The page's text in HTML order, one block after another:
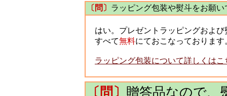
〔問〕 ラッピング包装や熨斗をお願
はい。プレゼントラッピングおよび
すべて無料にておこなっております
ラッピング包装について詳しくは
〔問〕 贈答品なので、